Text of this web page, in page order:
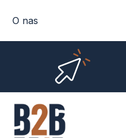
O nas